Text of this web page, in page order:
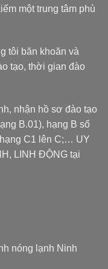
một trung tâm phù
tôi băn khoăn và
tạo, thời gian đào
nhận hồ sơ đào tạo
B.01), hạng B số
C1 lên C;… UY
LINH ĐỘNG tại
nóng lạnh Ninh